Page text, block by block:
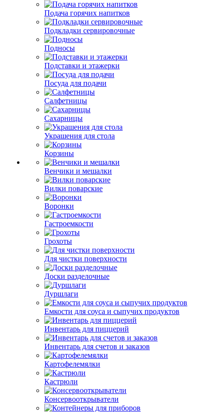
Подача горячих напитков
Подкладки сервировочные
Подносы
Подставки и этажерки
Посуда для подачи
Салфетницы
Сахарницы
Украшения для стола
Корзины
Венчики и мешалки
Вилки поварские
Воронки
Гастроемкости
Грохоты
Для чистки поверхности
Доски разделочные
Дуршлаги
Емкости для соуса и сыпучих продуктов
Инвентарь для пиццерий
Инвентарь для счетов и заказов
Картофелемялки
Кастрюли
Консервооткрыватели